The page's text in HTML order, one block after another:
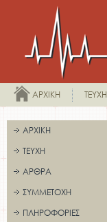
ΑΡΧΙΚΉ ΤΕΎΧΗ
ΑΡΧΙΚΉ
ΤΕΎΧΗ
ΆΡΘΡΑ
ΣΥΜΜΕΤΟΧΉ
ΠΛΗΡΟΦΟΡΊΕΣ